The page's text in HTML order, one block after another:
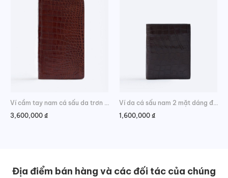
Ví cầm tay nam cá sấu da trơn thời trang
3,600,000 ₫
Ví da cá sấu nam 2 mặt dáng đứng da bụng cao cấp
1,600,000 ₫
Địa điểm bán hàng và các đối tác của chúng